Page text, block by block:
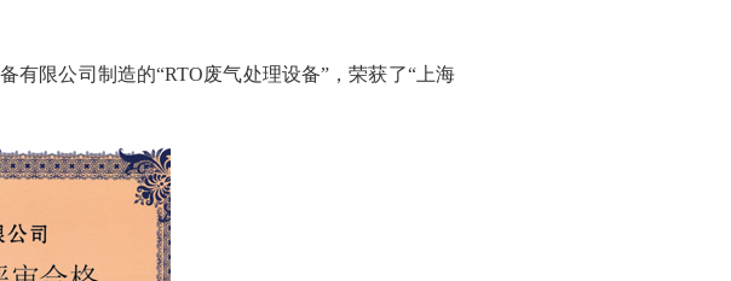
有限公司制造的“RTO废气处理设备”，荣获了“上海